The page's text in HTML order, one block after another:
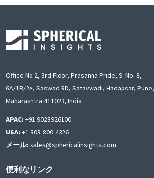
Office No 2, 3rd Floor, Prasanna Pride, S. No. 8,
6A/1B/2A, Saswad RD, Satavwadi, Hadapsar, Pune,
Maharashtra 411028, India
APAC: +91 9028926100
USA: +1-303-800-4326
メール: sales@sphericalinsights.com
便利なリンク